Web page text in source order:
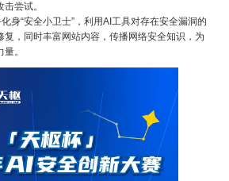
尝试。
身“安全小卫士”，利用AI工具对存在安全漏洞的
复，同时丰富网站内容，传播网络安全知识，为
。